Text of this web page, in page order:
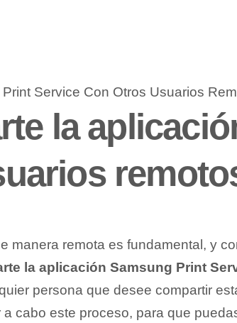
la
manera remota es fundamental, y
la aplicación Samsung Print
persona que desee ‌compartir
‌cabo este proceso, para que